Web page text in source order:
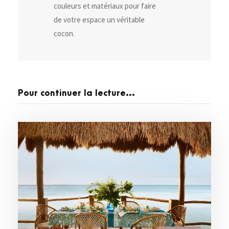
couleurs et matériaux pour faire
de votre espace un véritable
cocon.
Pour continuer la lecture...